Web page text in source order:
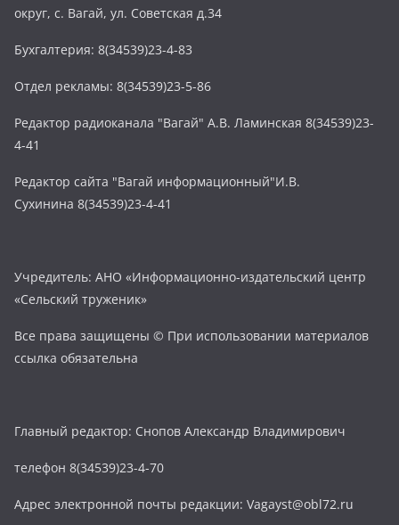
округ, с. Вагай, ул. Советская д.34
Бухгалтерия: 8(34539)23-4-83
Отдел рекламы: 8(34539)23-5-86
Редактор радиоканала "Вагай" А.В. Ламинская 8(34539)23-
4-41
Редактор сайта "Вагай информационный"И.В.
Сухинина 8(34539)23-4-41
Учредитель: АНО «Информационно-издательский центр
«Сельский труженик»
Все права защищены © При использовании материалов
ссылка обязательна
Главный редактор: Снопов Александр Владимирович
телефон 8(34539)23-4-70
Адрес электронной почты редакции: Vagayst@obl72.ru